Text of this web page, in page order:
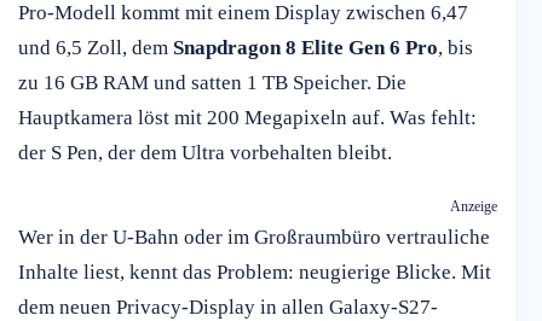
Pro-Modell kommt mit einem Display zwischen 6,47
und 6,5 Zoll, dem Snapdragon 8 Elite Gen 6 Pro, bis
zu 16 GB RAM und satten 1 TB Speicher. Die
Hauptkamera löst mit 200 Megapixeln auf. Was fehlt:
der S Pen, der dem Ultra vorbehalten bleibt.
Anzeige
Wer in der U-Bahn oder im Großraumbüro vertrauliche
Inhalte liest, kennt das Problem: neugierige Blicke. Mit
dem neuen Privacy-Display in allen Galaxy-S27-